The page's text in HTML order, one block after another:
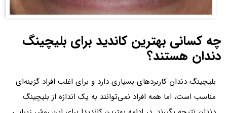
چه کسانی بهترین کاندید برای بلیچینگ
دندان هستند؟
بلیچینگ دندان کاربردهای بسیاری دارد و برای اغلب افراد گزینه‌ای
مناسب است، اما همه افراد نمی‌توانند به یک اندازه از بلیچینگ